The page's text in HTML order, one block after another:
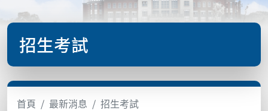
招生考試
首頁 最新消息 招生考試